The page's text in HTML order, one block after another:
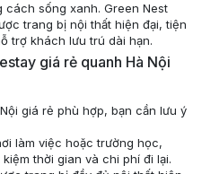
cách sống xanh. Green Nest
trang bị nội thất hiện đại, tiện
trợ khách lưu trú dài hạn.
giá rẻ quanh Hà Nội
giá rẻ phù hợp, bạn cần lưu ý
làm việc hoặc trường học,
thời gian và chi phí đi lại.